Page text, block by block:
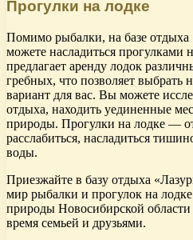
Прогулки на лодке
Помимо рыбалки, на базе
можете насладиться прогулками
предлагает аренду лодок
гребных, что позволяет выбрать
вариант для вас. Вы можете
отдыха, находить уединенные
природы. Прогулки на лодке —
расслабиться, насладиться
воды.
Приезжайте в базу отдыха
мир рыбалки и прогулок на
природы Новосибирской
время семьей и друзьями.